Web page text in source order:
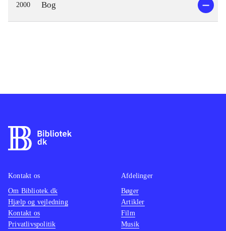
2000 Bog
Kontakt os
Om Bibliotek.dk
Hjælp og vejledning
Kontakt os
Privatlivspolitik
Afdelinger
Bøger
Artikler
Film
Musik